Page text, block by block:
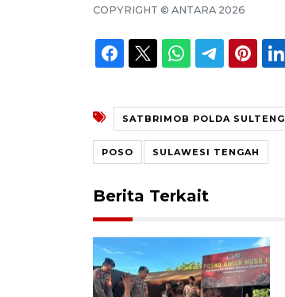
COPYRIGHT © ANTARA 2026
SATBRIMOB POLDA SULTENG
POSO SULAWESI TENGAH
Berita Terkait